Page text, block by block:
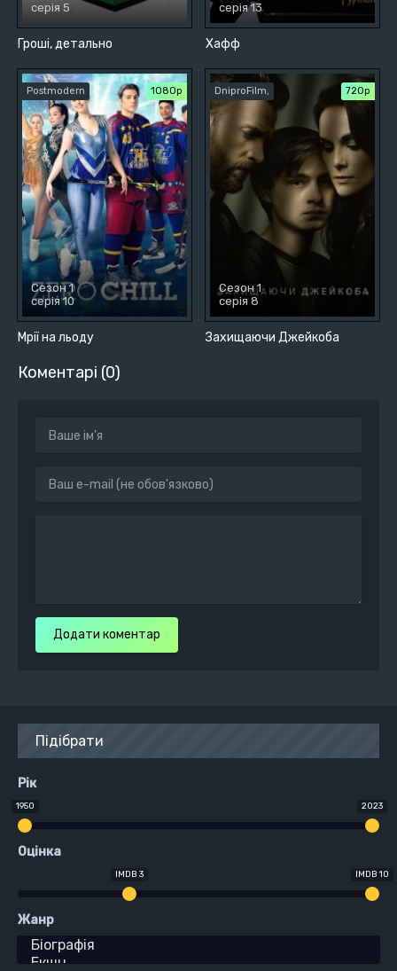
Гроші, детально
серія 5
Хафф
серія 13
Мрії на льоду
Postmodern 1080p
Сезон 1
серія 10
Захищаючи Джейкоба
DniproFilm, 720р
Сезон 1
серія 8
Коментарі (0)
Додати коментар
Підібрати
Рік
1950 2023
Оцінка
IMDB 3 IMDB 10
Жанр